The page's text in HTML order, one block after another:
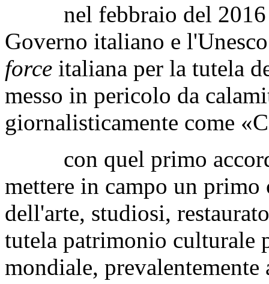
nel febbraio del 2016 è
Governo italiano e
force italiana per la tutela
messo in pericolo da
giornalisticamente come
con quel primo
mettere in campo un
dell'arte, studiosi,
tutela patrimonio culturale
mondiale,